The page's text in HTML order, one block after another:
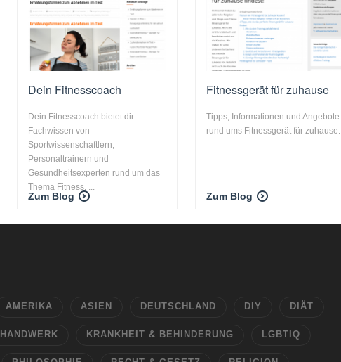
Dein Fitnesscoach
Dein Fitnesscoach bietet dir
Fachwissen von
Sportwissenschaftlern,
Personaltrainern und
Gesundheitsexperten rund um das
Thema Fitness. ...
Zum Blog
Fitnessgerät für zuhause
Tipps, Informationen und Angebote
rund ums Fitnessgerät für zuhause.
Zum Blog
AMERIKA ASIEN DEUTSCHLAND DIY DIÄT
HANDWERK KRANKHEIT & BEHINDERUNG LGBTIQ